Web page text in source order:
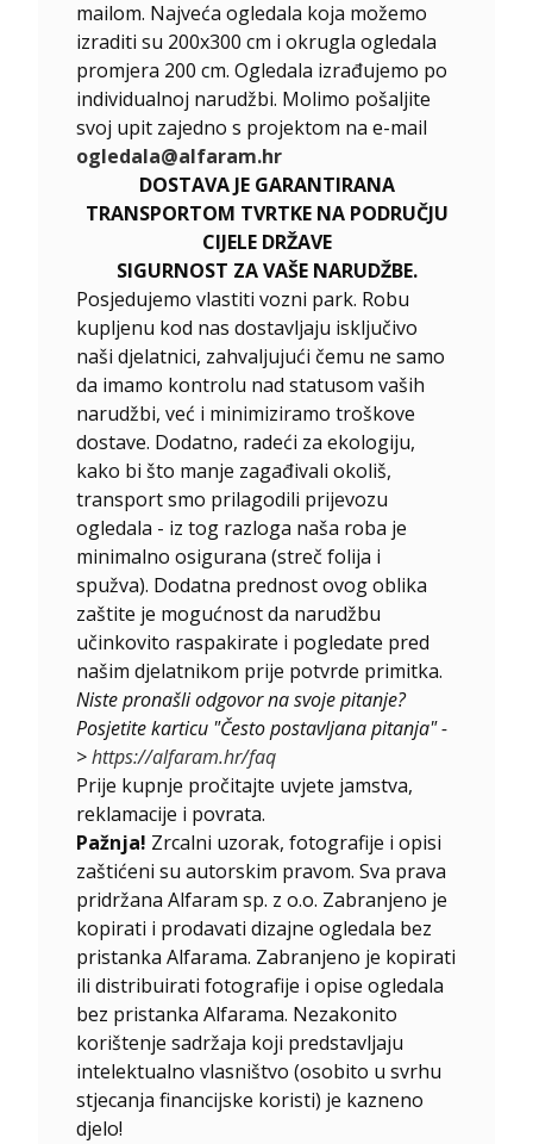
mailom. Najveća ogledala koja možemo
izraditi su 200x300 cm i okrugla ogledala
promjera 200 cm. Ogledala izrađujemo po
individualnoj narudžbi. Molimo pošaljite
svoj upit zajedno s projektom na e-mail
ogledala@alfaram.hr
DOSTAVA JE GARANTIRANA
TRANSPORTOM TVRTKE NA PODRUČJU
CIJELE DRŽAVE
SIGURNOST ZA VAŠE NARUDŽBE.
Posjedujemo vlastiti vozni park. Robu
kupljenu kod nas dostavljaju isključivo
naši djelatnici, zahvaljujući čemu ne samo
da imamo kontrolu nad statusom vaših
narudžbi, već i minimiziramo troškove
dostave. Dodatno, radeći za ekologiju,
kako bi što manje zagađivali okoliš,
transport smo prilagodili prijevozu
ogledala - iz tog razloga naša roba je
minimalno osigurana (streč folija i
spužva). Dodatna prednost ovog oblika
zaštite je mogućnost da narudžbu
učinkovito raspakirate i pogledate pred
našim djelatnikom prije potvrde primitka.
Niste pronašli odgovor na svoje pitanje?
Posjetite karticu "Često postavljana pitanja" -
>https://alfaram.hr/faq
Prije kupnje pročitajte uvjete jamstva,
reklamacije i povrata.
Pažnja! Zrcalni uzorak, fotografije i opisi
zaštićeni su autorskim pravom. Sva prava
pridržana Alfaram sp. z o.o. Zabranjeno je
kopirati i prodavati dizajne ogledala bez
pristanka Alfarama. Zabranjeno je kopirati
ili distribuirati fotografije i opise ogledala
bez pristanka Alfarama. Nezakonito
korištenje sadržaja koji predstavljaju
intelektualno vlasništvo (osobito u svrhu
stjecanja financijske koristi) je kazneno
djelo!